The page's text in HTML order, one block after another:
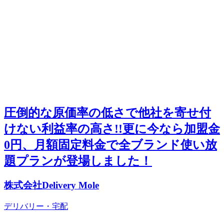
圧倒的な原価率の低さで他社を寄せ付
けない利益率の高さ!!更に今なら加盟金
0円、月額固定料金で全ブランド使い放
題プランが登場しました！
株式会社Delivery Mole
デリバリー・宅配